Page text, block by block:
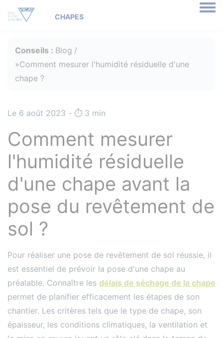
Conseils : Blog
Comment mesurer l'humidité résiduelle d'une
chape ?
Le 6 août 2023 - ⏱️️ 3 min
Comment mesurer
l'humidité résiduelle
d'une chape avant la
pose du revêtement de
sol ?
Pour réaliser une pose de revêtement de sol réussie, il
est essentiel de prévoir la pose d'une chape au
préalable. Connaître les délais de séchage de la chape
permet de planifier efficacement les étapes de son
chantier. Les critères tels que le type de chape, son
épaisseur, les conditions climatiques, la ventilation et